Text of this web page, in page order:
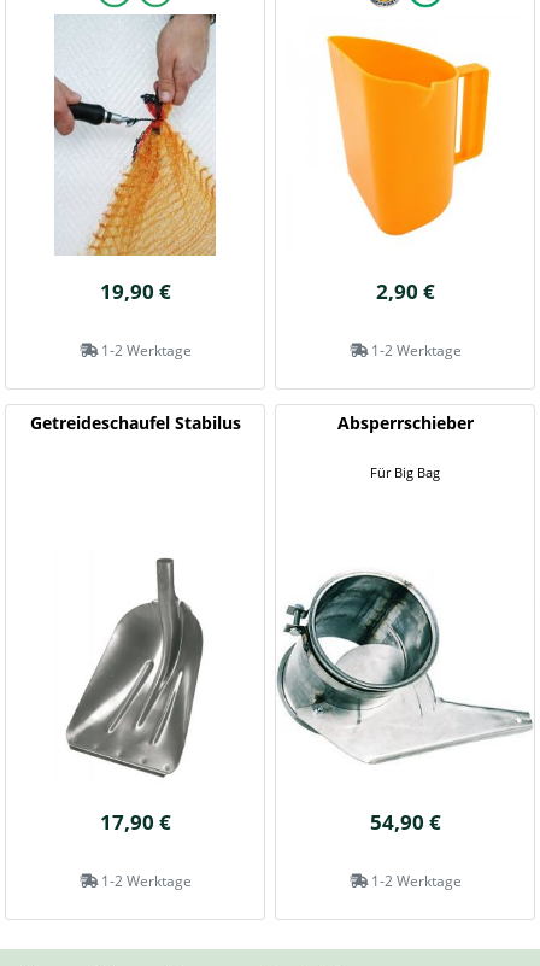
19,90 €
1-2 Werktage
2,90 €
1-2 Werktage
Getreideschaufel Stabilus
17,90 €
1-2 Werktage
Absperrschieber
Für Big Bag
54,90 €
1-2 Werktage